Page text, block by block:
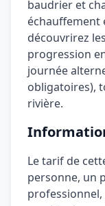
baudrier et
échauffement
découvrirez
progression
journée
obligatoires),
rivière.
Le tarif de
personne, un